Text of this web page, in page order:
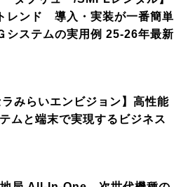
レンド 導入・実装が一番簡単
システムの実用例 25-26年最新
ラみらいエンビジョン】高性能
ムと端末で実現するビジネス